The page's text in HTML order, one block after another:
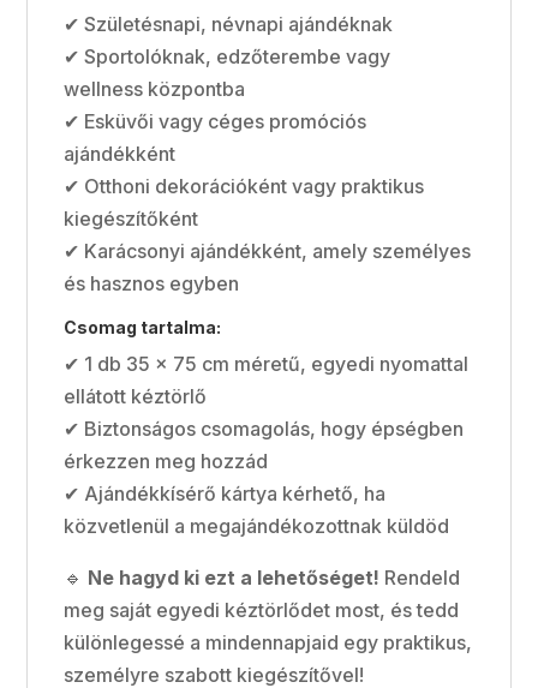
✔ Születésnapi, névnapi ajándéknak
✔ Sportolóknak, edzőterembe vagy
wellness központba
✔ Esküvői vagy céges promóciós
ajándékként
✔ Otthoni dekorációként vagy praktikus
kiegészítőként
✔ Karácsonyi ajándékként, amely személyes
és hasznos egyben
Csomag tartalma:
✔ 1 db 35 × 75 cm méretű, egyedi nyomattal
ellátott kéztörlő
✔ Biztonságos csomagolás, hogy épségben
érkezzen meg hozzád
✔ Ajándékkísérő kártya kérhető, ha
közvetlenül a megajándékozottnak küldöd
🔹 Ne hagyd ki ezt a lehetőséget! Rendeld
meg saját egyedi kéztörlődet most, és tedd
különlegessé a mindennapjaid egy praktikus,
személyre szabott kiegészítővel!